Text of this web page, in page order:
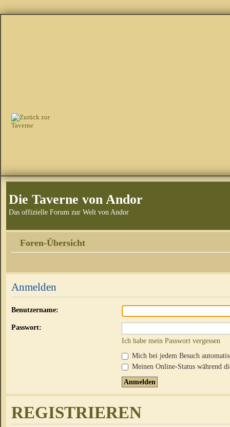
Die Taverne von Andor
Das offizielle Forum zur Welt von Andor
Foren-Übersicht
Anmelden
Benutzername:
Passwort:
Ich habe mein Passwort vergessen
Mich bei jedem Besuch
Meinen Online-Status während
REGISTRIEREN